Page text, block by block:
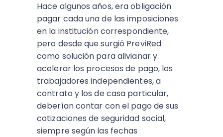
Hace algunos años, era obligación
pagar cada una de las imposiciones
en la institución correspondiente,
pero desde que surgió PreviRed
como solución para alivianar y
acelerar los procesos de pago, los
trabajadores independientes, a
contrato y los de casa particular,
deberían contar con el pago de sus
cotizaciones de seguridad social,
siempre según las fechas